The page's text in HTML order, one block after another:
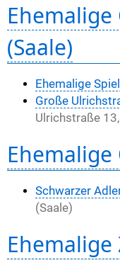
Ehemalige
(Saale)
Ehemalige
Große
Ulrichstraße
Schwarzer
(Saale)